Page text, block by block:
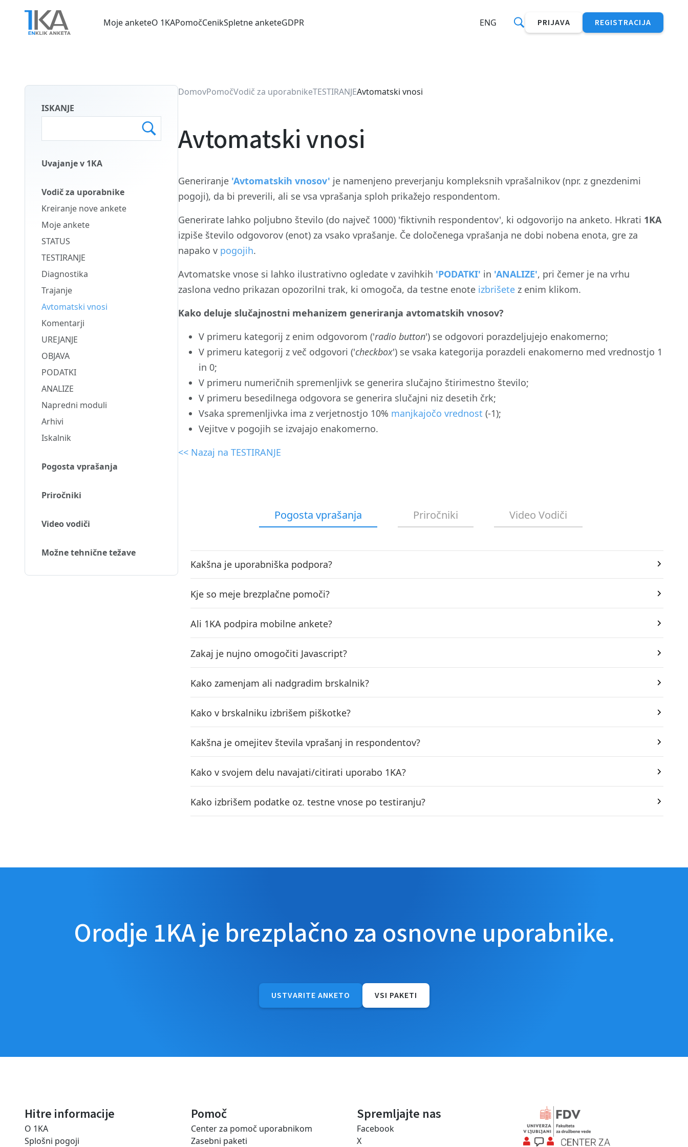
Moje anketeO 1KAPomočCenikSpletne anketeGDPR ENG PRIJAVA REGISTRACIJA
ISKANJE
Menu
SLO
Uvajanje v 1KA
Vodič za uporabnike
Kreiranje nove ankete
Moje ankete
STATUS
TESTIRANJE
Diagnostika
Trajanje
Avtomatski vnosi
Komentarji
UREJANJE
OBJAVA
PODATKI
ANALIZE
Napredni moduli
Arhivi
Iskalnik
Pogosta vprašanja
Priročniki
Video vodiči
Možne tehnične težave
DomovPomočVodič za uporabnikeTESTIRANJEAvtomatski vnosi
Avtomatski vnosi
Generiranje 'Avtomatskih vnosov' je namenjeno preverjanju kompleksnih vprašalnikov (npr. z gnezdenimi
pogoji), da bi preverili, ali se vsa vprašanja sploh prikažejo respondentom.
Generirate lahko poljubno število (do največ 1000) 'fiktivnih respondentov', ki odgovorijo na anketo. Hkrati 1KA
izpiše število odgovorov (enot) za vsako vprašanje. Če določenega vprašanja ne dobi nobena enota, gre za
napako v pogojih.
Avtomatske vnose si lahko ilustrativno ogledate v zavihkih 'PODATKI' in 'ANALIZE', pri čemer je na vrhu
zaslona vedno prikazan opozorilni trak, ki omogoča, da testne enote izbrišetez enim klikom.
Kako deluje slučajnostni mehanizem generiranja avtomatskih vnosov?
V primeru kategorij z enim odgovorom ('radio button') se odgovori porazdeljujejo enakomerno;
V primeru kategorij z več odgovori ('checkbox') se vsaka kategorija porazdeli enakomerno med vrednostjo 1
in 0;
V primeru numeričnih spremenljivk se generira slučajno štirimestno število;
V primeru besedilnega odgovora se generira slučajni niz desetih črk;
Vsaka spremenljivka ima z verjetnostjo 10% manjkajočo vrednost (-1);
Vejitve v pogojih se izvajajo enakomerno.
<< Nazaj na TESTIRANJE
Pogosta vprašanja Priročniki Video Vodiči
Kakšna je uporabniška podpora?
Kje so meje brezplačne pomoči?
Ali 1KA podpira mobilne ankete?
Zakaj je nujno omogočiti Javascript?
Kako zamenjam ali nadgradim brskalnik?
Kako v brskalniku izbrišem piškotke?
Kakšna je omejitev števila vprašanj in respondentov?
Kako v svojem delu navajati/citirati uporabo 1KA?
Kako izbrišem podatke oz. testne vnose po testiranju?
Orodje 1KA je brezplačno za osnovne uporabnike.
USTVARITE ANKETO VSI PAKETI
Hitre informacije
O 1KA
Splošni pogoji
Pomoč
Center za pomoč uporabnikom
Zasebni paketi
Spremljajte nas
Facebook
X